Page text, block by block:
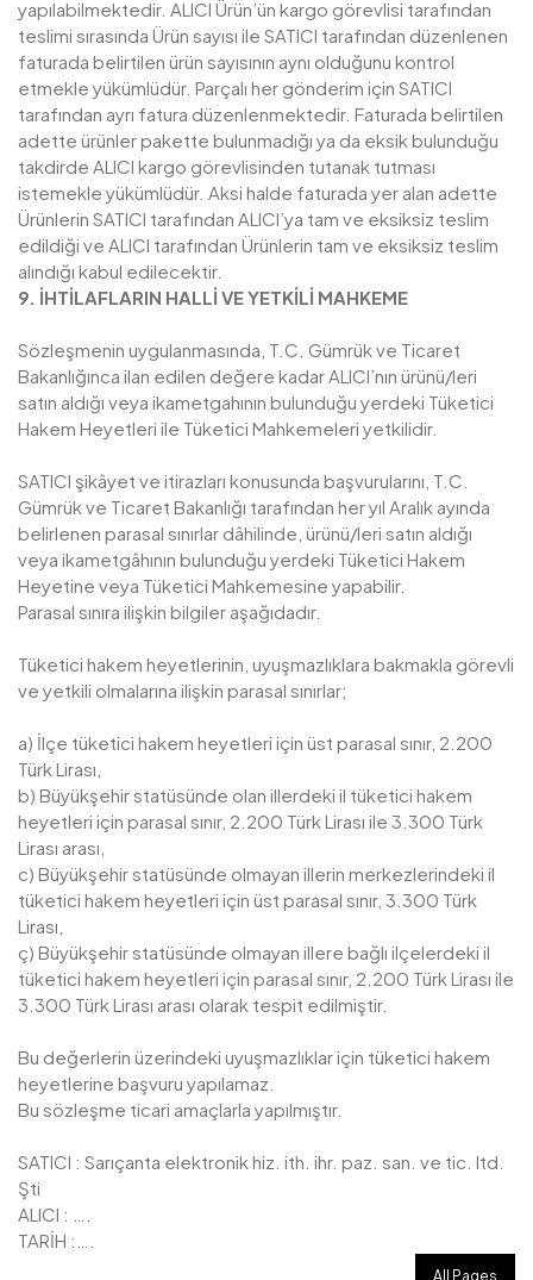
yapılabilmektedir. ALICI Ürün’ün kargo görevlisi tarafından
teslimi sırasında Ürün sayısı ile SATICI tarafından düzenlenen
faturada belirtilen ürün sayısının aynı olduğunu kontrol
etmekle yükümlüdür. Parçalı her gönderim için SATICI
tarafından ayrı fatura düzenlenmektedir. Faturada belirtilen
adette ürünler pakette bulunmadığı ya da eksik bulunduğu
takdirde ALICI kargo görevlisinden tutanak tutması
istemekle yükümlüdür. Aksi halde faturada yer alan adette
Ürünlerin SATICI tarafından ALICI’ya tam ve eksiksiz teslim
edildiği ve ALICI tarafından Ürünlerin tam ve eksiksiz teslim
alındığı kabul edilecektir.
9. İHTİLAFLARIN HALLİ VE YETKİLİ MAHKEME
Sözleşmenin uygulanmasında, T.C. Gümrük ve Ticaret
Bakanlığınca ilan edilen değere kadar ALICI’nın ürünü/leri
satın aldığı veya ikametgahının bulunduğu yerdeki Tüketici
Hakem Heyetleri ile Tüketici Mahkemeleri yetkilidir.
SATICI şikâyet ve itirazları konusunda başvurularını, T.C.
Gümrük ve Ticaret Bakanlığı tarafından her yıl Aralık ayında
belirlenen parasal sınırlar dâhilinde, ürünü/leri satın aldığı
veya ikametgâhının bulunduğu yerdeki Tüketici Hakem
Heyetine veya Tüketici Mahkemesine yapabilir.
Parasal sınıra ilişkin bilgiler aşağıdadır.
Tüketici hakem heyetlerinin, uyuşmazlıklara bakmakla görevli
ve yetkili olmalarına ilişkin parasal sınırlar;
a) İlçe tüketici hakem heyetleri için üst parasal sınır, 2.200
Türk Lirası,
b) Büyükşehir statüsünde olan illerdeki il tüketici hakem
heyetleri için parasal sınır, 2.200 Türk Lirası ile 3.300 Türk
Lirası arası,
c) Büyükşehir statüsünde olmayan illerin merkezlerindeki il
tüketici hakem heyetleri için üst parasal sınır, 3.300 Türk
Lirası,
ç) Büyükşehir statüsünde olmayan illere bağlı ilçelerdeki il
tüketici hakem heyetleri için parasal sınır, 2.200 Türk Lirası ile
3.300 Türk Lirası arası olarak tespit edilmiştir.
Bu değerlerin üzerindeki uyuşmazlıklar için tüketici hakem
heyetlerine başvuru yapılamaz.
Bu sözleşme ticari amaçlarla yapılmıştır.
SATICI : Sarıçanta elektronik hiz. ith. ihr. paz. san. ve tic. ltd.
Şti
ALICI : ….
TARİH :….
All Pages